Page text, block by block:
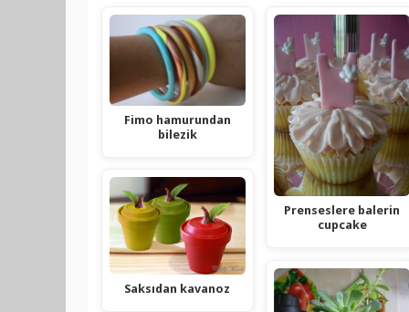
Fimo hamurundan
bilezik
Saksıdan kavanoz
Prenseslere balerin
cupcake